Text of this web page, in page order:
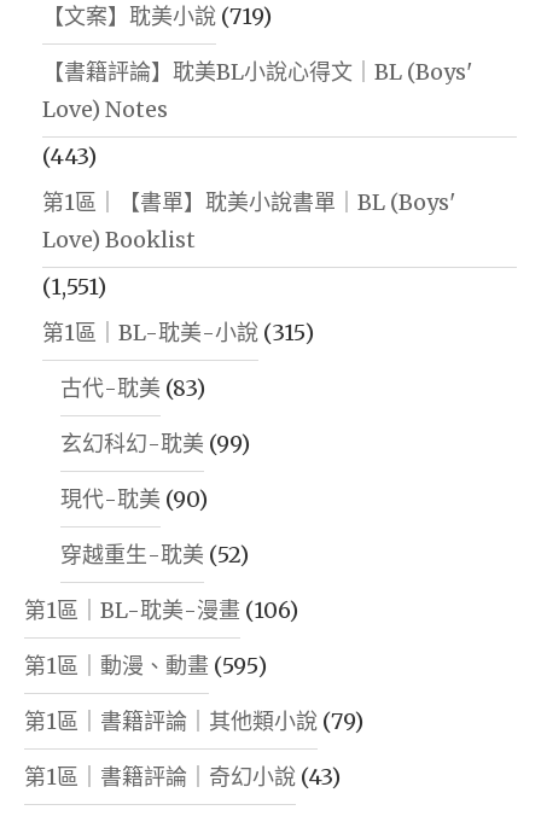
【文案】耽美小說 (719)
【書籍評論】耽美BL小說心得文｜BL (Boys'
Love) Notes
(443)
第1區｜【書單】耽美小說書單｜BL (Boys'
Love) Booklist
(1,551)
第1區｜BL-耽美-小說 (315)
古代-耽美 (83)
玄幻科幻-耽美 (99)
現代-耽美 (90)
穿越重生-耽美 (52)
第1區｜BL-耽美-漫畫 (106)
第1區｜動漫、動畫 (595)
第1區｜書籍評論｜其他類小說 (79)
第1區｜書籍評論｜奇幻小說 (43)